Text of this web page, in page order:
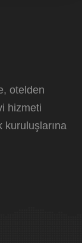
otelden
hizmeti
kuruluşlarına